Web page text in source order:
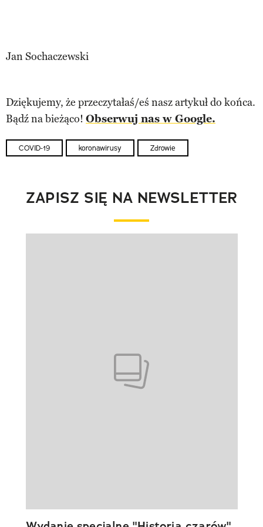
Jan Sochaczewski
Dziękujemy, że przeczytałaś/eś nasz artykuł do końca.
Bądź na bieżąco! Obserwuj nas w Google.
COVID-19 koronawirusy Zdrowie
ZAPISZ SIĘ NA NEWSLETTER